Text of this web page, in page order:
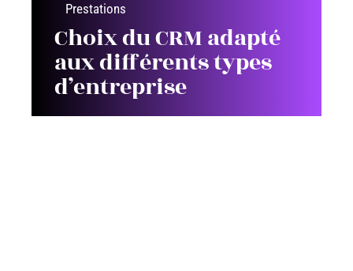
Prestations
Choix du CRM adapté
aux différents types
d’entreprise